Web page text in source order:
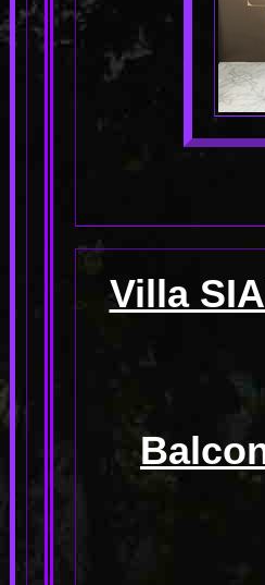
Villa